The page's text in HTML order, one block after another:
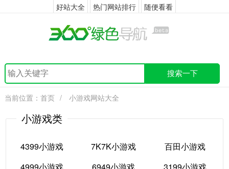
好站大全 热门网站排行 随便看看
搜索一下
当前位置： 首页 / 小游戏网站大全
小游戏类
4399小游戏
7K7K小游戏
百田小游戏